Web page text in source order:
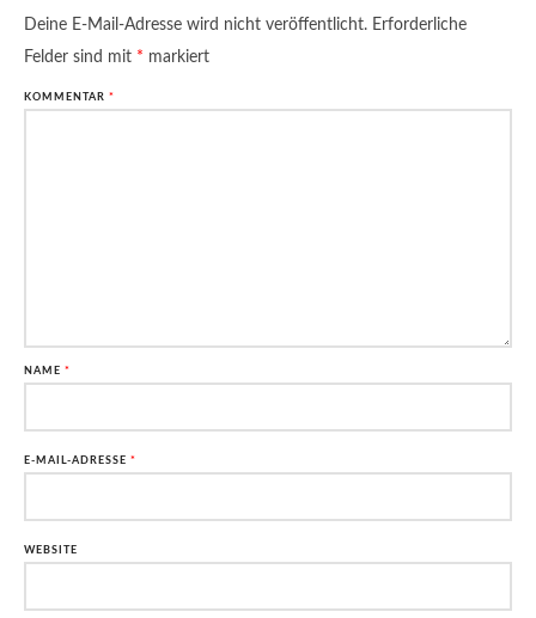
Deine E-Mail-Adresse wird nicht veröffentlicht. Erforderliche
Felder sind mit * markiert
KOMMENTAR *
NAME *
E-MAIL-ADRESSE *
WEBSITE